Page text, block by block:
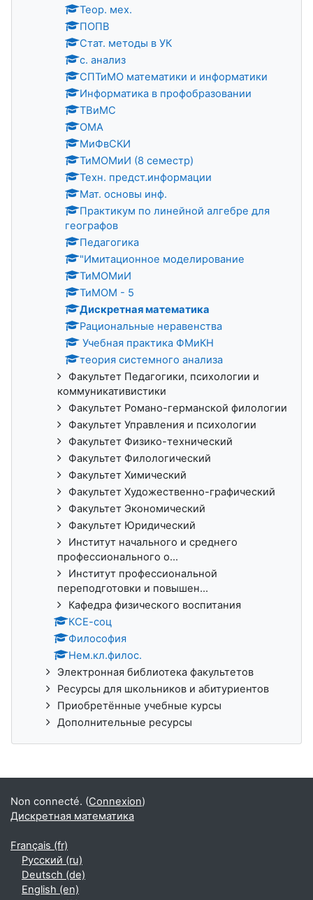
Теор. мех.
ПОПВ
Стат. методы в УК
с. анализ
СПТиМО математики и информатики
Информатика в профобразовании
ТВиМС
ОМА
МиФвСКИ
ТиМОМиИ (8 семестр)
Техн. предст.информации
Мат. основы инф.
Практикум по линейной алгебре для
географов
Педагогика
"Имитационное моделирование
ТиМОМиИ
ТиМОМ - 5
Дискретная математика
Рациональные неравенства
Учебная практика ФМиКН
теория системного анализа
Факультет Педагогики, психологии и
коммуникативистики
Факультет Романо-германской филологии
Факультет Управления и психологии
Факультет Физико-технический
Факультет Филологический
Факультет Химический
Факультет Художественно-графический
Факультет Экономический
Факультет Юридический
Институт начального и среднего
профессионального о...
Институт профессиональной
переподготовки и повышен...
Кафедра физического воспитания
КСЕ-соц
Философия
Нем.кл.филос.
Электронная библиотека факультетов
Ресурсы для школьников и абитуриентов
Приобретённые учебные курсы
Дополнительные ресурсы
Non connecté. (Connexion)
Дискретная математика
Français ‎(fr)‎
Русский ‎(ru)‎
Deutsch ‎(de)‎
English ‎(en)‎